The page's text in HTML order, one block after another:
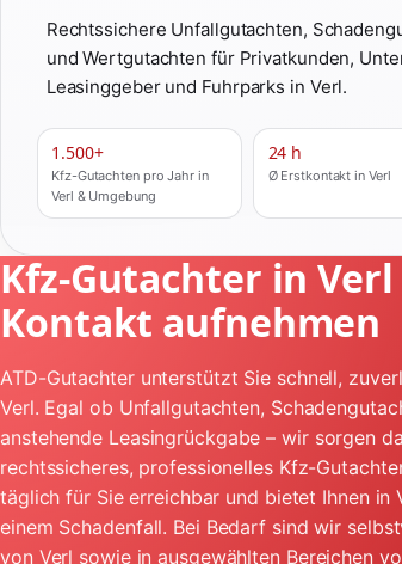
Rechtssichere Unfallgutachten,
und Wertgutachten für Privatkunden,
Leasinggeber und Fuhrparks in Verl.
1.500+
Kfz-Gutachten pro Jahr in
Verl & Umgebung
24 h
Ø Erstkontakt in Verl
Kfz-Gutachter in
Kontakt aufnehmen
ATD-Gutachter unterstützt Sie schnell,
Verl. Egal ob Unfallgutachten,
anstehende Leasingrückgabe – wir sorgen
rechtssicheres, professionelles Kfz-
täglich für Sie erreichbar und bietet Ihnen in
einem Schadenfall. Bei Bedarf sind wir
von Verl sowie in ausgewählten Bereichen